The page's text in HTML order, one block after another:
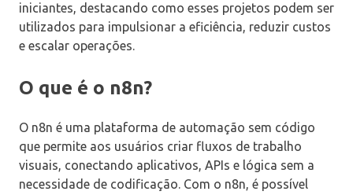
iniciantes, destacando como esses projetos podem ser
utilizados para impulsionar a eficiência, reduzir custos
e escalar operações.
O que é o n8n?
O n8n é uma plataforma de automação sem código
que permite aos usuários criar fluxos de trabalho
visuais, conectando aplicativos, APIs e lógica sem a
necessidade de codificação. Com o n8n, é possível